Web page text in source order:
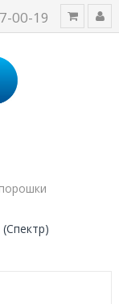
00-19